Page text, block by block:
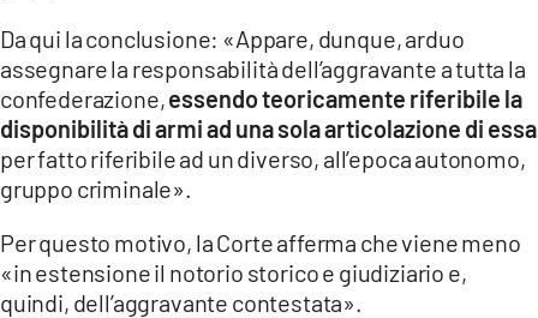
Da qui la conclusione: «Appare, dunque, arduo
assegnare la responsabilità dell’aggravante a tutta la
confederazione,essendo teoricamente riferibile la
disponibilità di armi ad una sola articolazione di essa
per fatto riferibile ad un diverso, all’epoca autonomo,
gruppo criminale».
Per questo motivo, la Corte afferma che viene meno
«in estensione il notorio storico e giudiziario e,
quindi, dell’aggravante contestata».